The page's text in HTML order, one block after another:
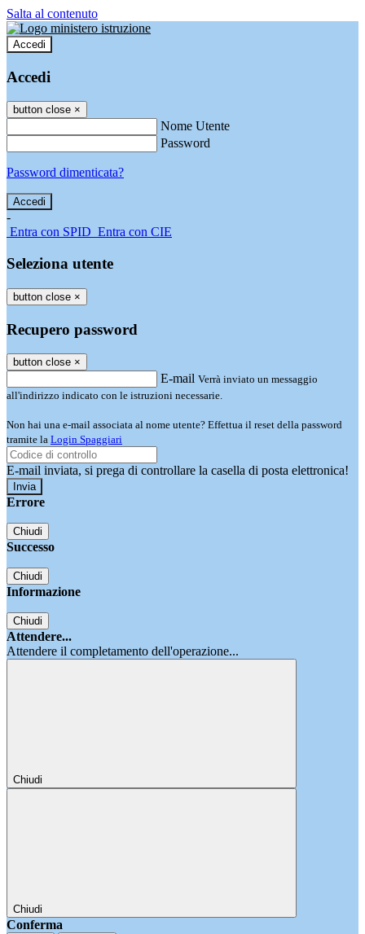
Salta al contenuto
Accedi
Accedi
button close ×
Nome Utente
Password
Password dimenticata?
-
Entra con SPID Entra con CIE
Seleziona utente
button close ×
Recupero password
button close ×
E-mail Verrà inviato un messaggio
all'indirizzo indicato con le istruzioni necessarie.
Non hai una e-mail associata al nome utente? Effettua il reset della password
tramite la Login Spaggiari
E-mail inviata, si prega di controllare la casella di posta elettronica!
Errore
Chiudi
Successo
Chiudi
Informazione
Chiudi
Attendere...
Attendere il completamento dell'operazione...
Chiudi
Chiudi
Conferma